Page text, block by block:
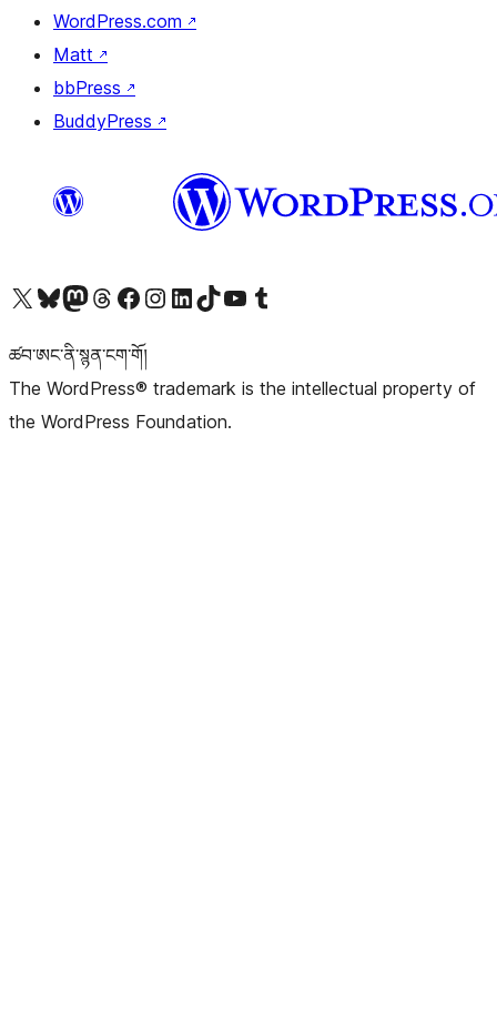
WordPress.com ↗
Matt ↗
bbPress ↗
BuddyPress ↗
Visit our X (formerly Twitter) account
Visit our Bluesky account
Visit our Mastodon account
Visit our Threads account
Visit our Facebook pageVisit our Instagram account
Visit our LinkedIn account
Visit our TikTok account
Visit our YouTube channel
Visit our Tumblr account
ཚབ་ཨང་ནི་སྙན་ངག་གོ།
The WordPress® trademark is the intellectual property of
the WordPress Foundation.